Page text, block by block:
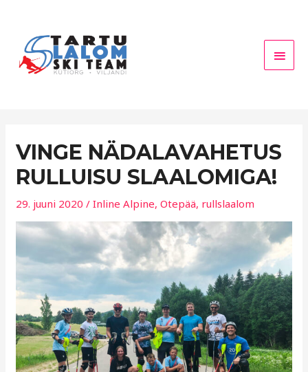
content
VINGE NÄDALAVAHETUS
RULLUISU SLAALOMIGA!
29. juuni 2020/Inline Alpine,Otepää, rullslaalom